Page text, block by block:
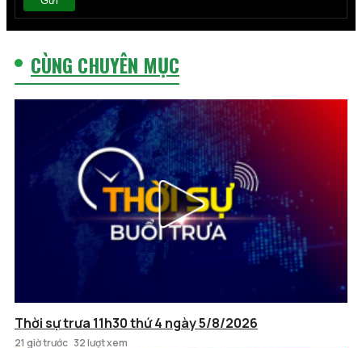
CÙNG CHUYÊN MỤC
Thời sự trưa 11h30 thứ 4 ngày 5/8/2026
21 giờ trước 32 lượt xem